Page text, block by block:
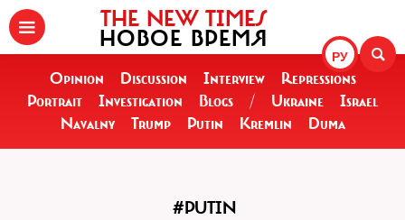
РУ
THE NEW TIMES
НОВОЕ ВРЕМЯ
Opinion Discussion Interview
Repressions
Portrait
Investigation Blogs / Ukraine
Israel
Navalny
Trump Putin Kremlin Duma
#PUTIN